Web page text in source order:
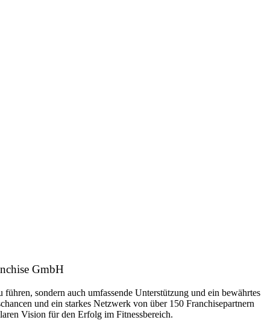
GmbH
sondern auch umfassende Unterstützung und ein bewährtes
und ein starkes Netzwerk von über 150 Franchisepartnern
Vision für den Erfolg im Fitnessbereich.